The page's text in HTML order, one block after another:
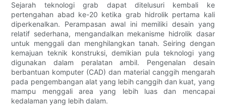
Sejarah teknologi grab dapat ditelusuri kembali ke
pertengahan abad ke-20 ketika grab hidrolik pertama kali
diperkenalkan. Perampasan awal ini memiliki desain yang
relatif sederhana, mengandalkan mekanisme hidrolik dasar
untuk menggali dan menghilangkan tanah. Seiring dengan
kemajuan teknik konstruksi, demikian pula teknologi yang
digunakan dalam peralatan ambil. Pengenalan desain
berbantuan komputer (CAD) dan material canggih mengarah
pada pengembangan alat yang lebih canggih dan kuat, yang
mampu menggali area yang lebih luas dan mencapai
kedalaman yang lebih dalam.